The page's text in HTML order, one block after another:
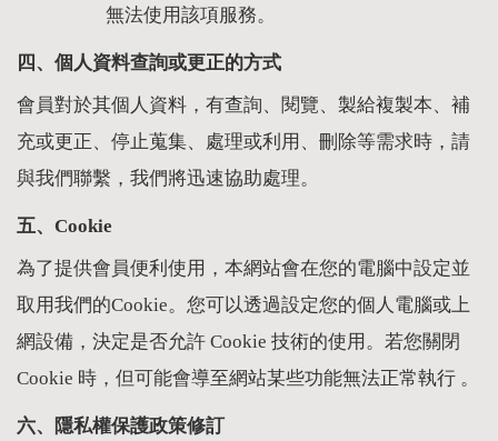
無法使用該項服務。
四、個人資料查詢或更正的方式
會員對於其個人資料，有查詢、閱覽、製給複製本、補
充或更正、停止蒐集、處理或利用、刪除等需求時，請
與我們聯繫，我們將迅速協助處理。
五、Cookie
為了提供會員便利使用，本網站會在您的電腦中設定並
取用我們的Cookie。您可以透過設定您的個人電腦或上
網設備，決定是否允許 Cookie 技術的使用。若您關閉
Cookie 時，但可能會導至網站某些功能無法正常執行 。
六、隱私權保護政策修訂